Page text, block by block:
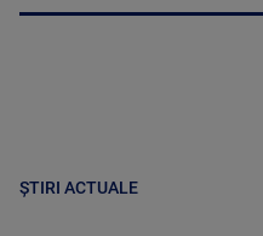
ȘTIRI ACTUALE